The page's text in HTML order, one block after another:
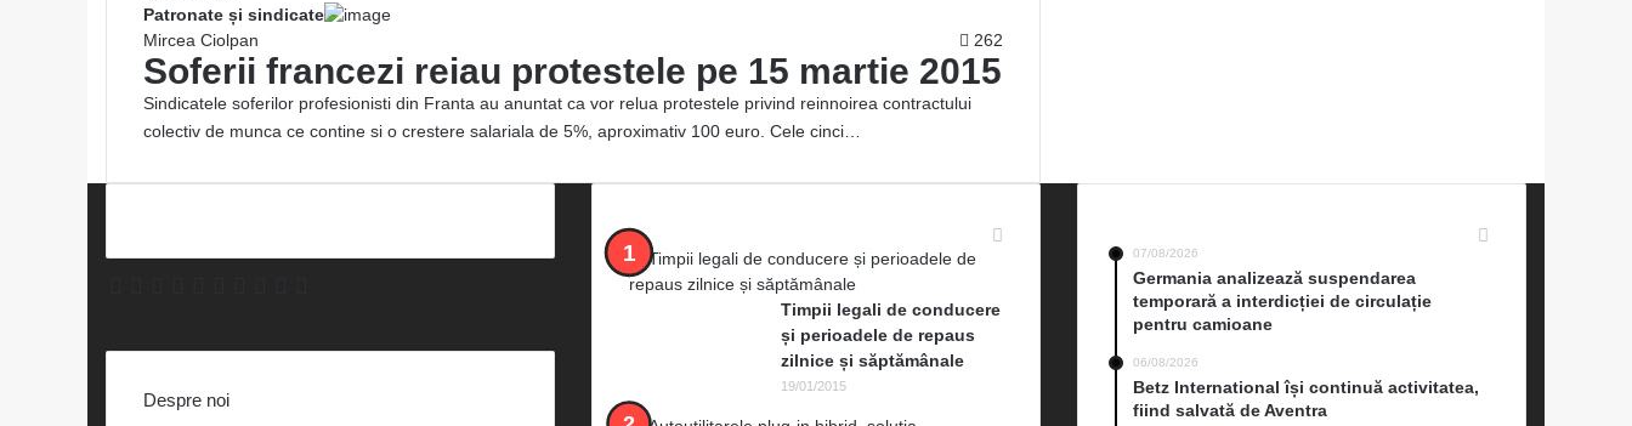
Patronate și sindicate
Mircea Ciolpan
262
Soferii francezi reiau protestele pe 15 martie 2015
Sindicatele soferilor profesionisti din Franta au anuntat ca vor relua protestele privind reinnoirea contractului
colectiv de munca ce contine si o crestere salariala de 5%, aproximativ 100 euro. Cele cinci…
Despre noi
Cele mai vizualizate
Timpii legali de conducere
și perioadele de repaus
zilnice și săptămânale
19/01/2015
07/08/2026
Germania analizează suspendarea
temporară a interdicției de circulație
pentru camioane
06/08/2026
Betz International își continuă activitatea,
fiind salvată de Aventra